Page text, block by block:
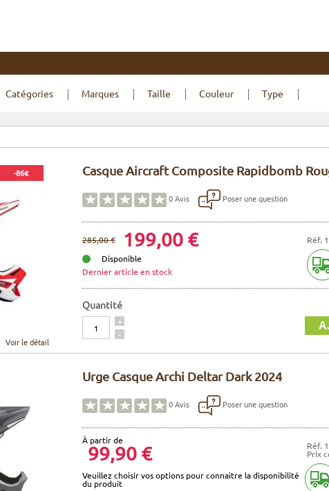
Catégories Marques Taille Couleur Type
-86€ Casque Aircraft Composite Rapidbomb
0Avis Poser une question
Voir le détail
285,00 € 199,00 €
Réf.
Disponible
Dernier article en stock
Quantité
Quantité
+
-
Urge Casque Archi Deltar Dark 2024
0Avis Poser une question
À partir de
99,90 € Réf.
Prix
Veuillez choisir vos options pour connaitre la disponibilité
du produit